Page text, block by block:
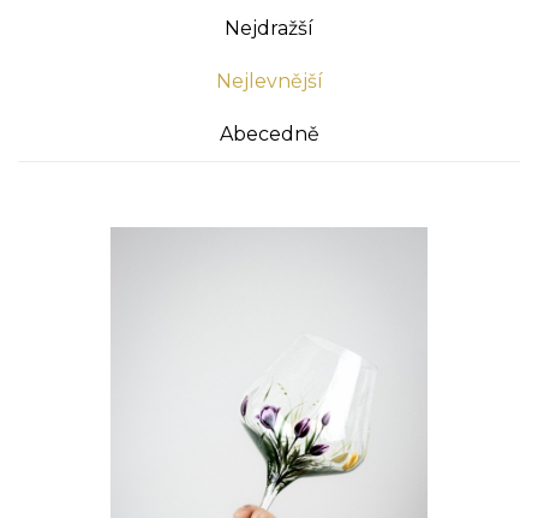
Nejdražší
Nejlevnější
Abecedně